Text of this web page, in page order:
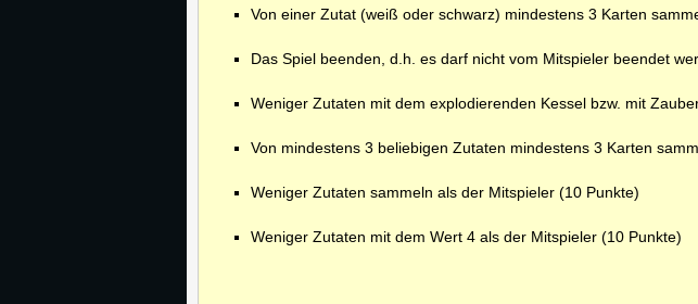
Von einer Zutat (weiß oder schwarz) mindestens 3 Karten
Das Spiel beenden, d.h. es darf nicht vom Mitspieler beendet
Weniger Zutaten mit dem explodierenden Kessel bzw. mit
Von mindestens 3 beliebigen Zutaten mindestens 3 Karten
Weniger Zutaten sammeln als der Mitspieler (10 Punkte)
Weniger Zutaten mit dem Wert 4 als der Mitspieler (10 Punkte)